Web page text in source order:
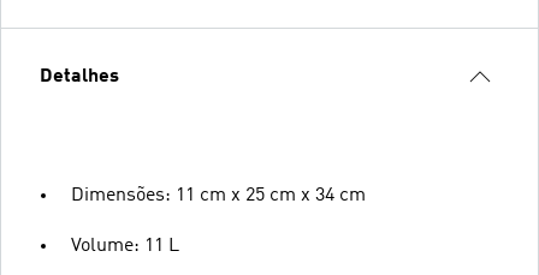
Detalhes
Dimensões: 11 cm x 25 cm x 34 cm
Volume: 11 L